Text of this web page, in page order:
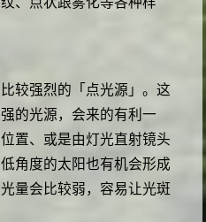
较强烈的「点光源」。这
的光源，会来的有利一
置、或是由灯光直射镜头
角度的太阳也有机会形成
量会比较弱，容易让光斑